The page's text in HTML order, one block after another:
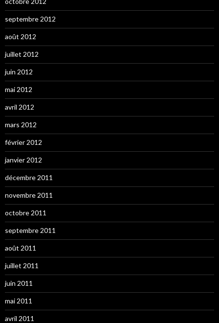
septembre 2012
août 2012
juillet 2012
juin 2012
mai 2012
avril 2012
mars 2012
février 2012
janvier 2012
décembre 2011
novembre 2011
octobre 2011
septembre 2011
août 2011
juillet 2011
juin 2011
mai 2011
avril 2011